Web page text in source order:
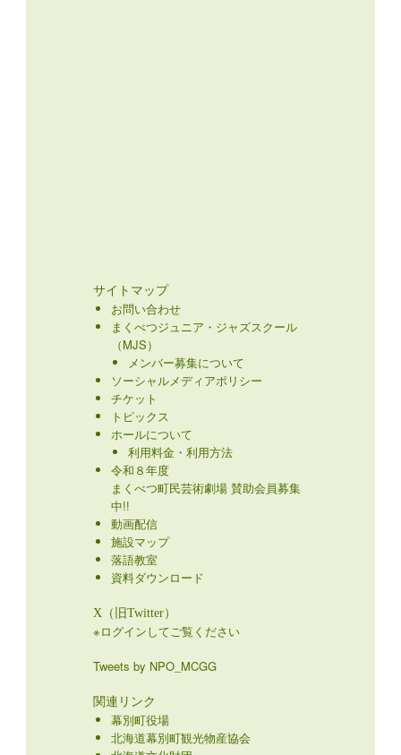
サイトマップ
お問い合わせ
まくべつジュニア・ジャズスクール
（MJS）
メンバー募集について
ソーシャルメディアポリシー
チケット
トピックス
ホールについて
利用料金・利用方法
令和８年度
まくべつ町民芸術劇場 賛助会員募集
中!!
動画配信
施設マップ
落語教室
資料ダウンロード
X（旧Twitter）
※ログインしてご覧ください
Tweets by NPO_MCGG
関連リンク
幕別町役場
北海道幕別町観光物産協会